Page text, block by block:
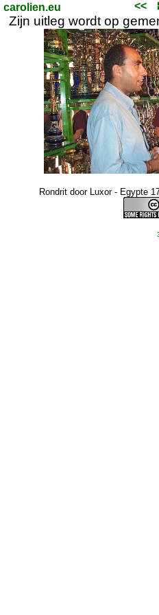
carolien.eu <<
Zijn uitleg wordt op
Rondrit door Luxor - Egypte